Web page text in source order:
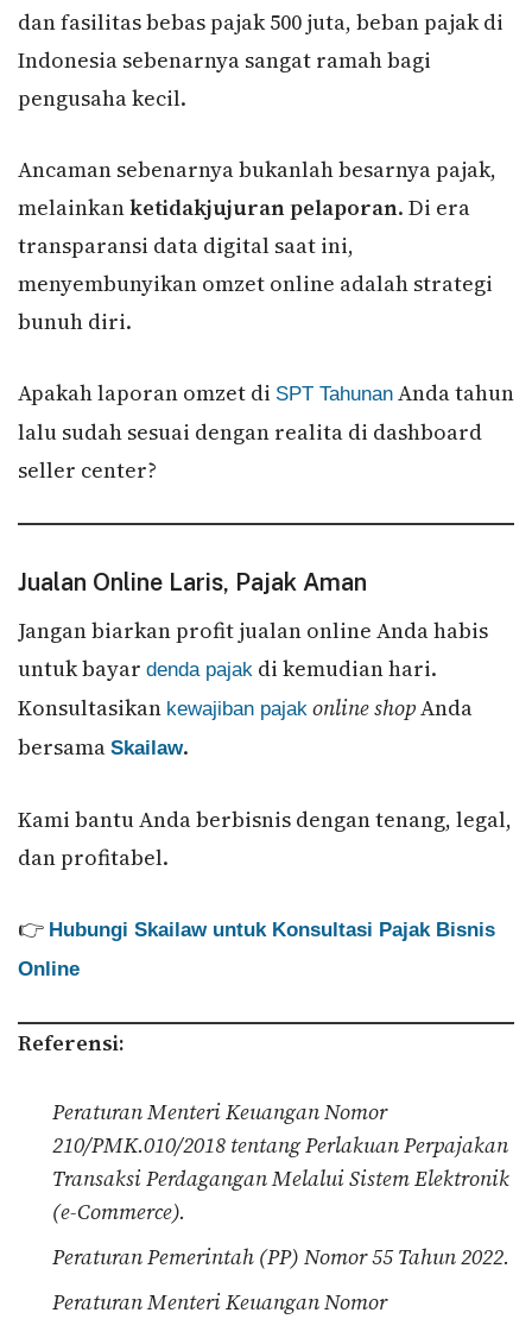
dan fasilitas bebas pajak 500 juta, beban pajak di
Indonesia sebenarnya sangat ramah bagi
pengusaha kecil.
Ancaman sebenarnya bukanlah besarnya pajak,
melainkanketidakjujuran pelaporan. Di era
transparansi data digital saat ini,
menyembunyikan omzet online adalah strategi
bunuh diri.
Apakah laporan omzet di SPT Tahunan Anda tahun
lalu sudah sesuai dengan realita di dashboard
seller center?
Jualan Online Laris, Pajak Aman
Jangan biarkan profit jualan online Anda habis
untuk bayar denda pajak di kemudian hari.
Konsultasikan kewajiban pajak online shopAnda
bersama Skailaw.
Kami bantu Anda berbisnis dengan tenang, legal,
dan profitabel.
👉 Hubungi Skailaw untuk Konsultasi Pajak Bisnis
Online
Referensi:
Peraturan Menteri Keuangan Nomor
210/PMK.010/2018 tentang Perlakuan Perpajakan
Transaksi Perdagangan Melalui Sistem Elektronik
(e-Commerce).
Peraturan Pemerintah (PP) Nomor 55 Tahun 2022.
Peraturan Menteri Keuangan Nomor